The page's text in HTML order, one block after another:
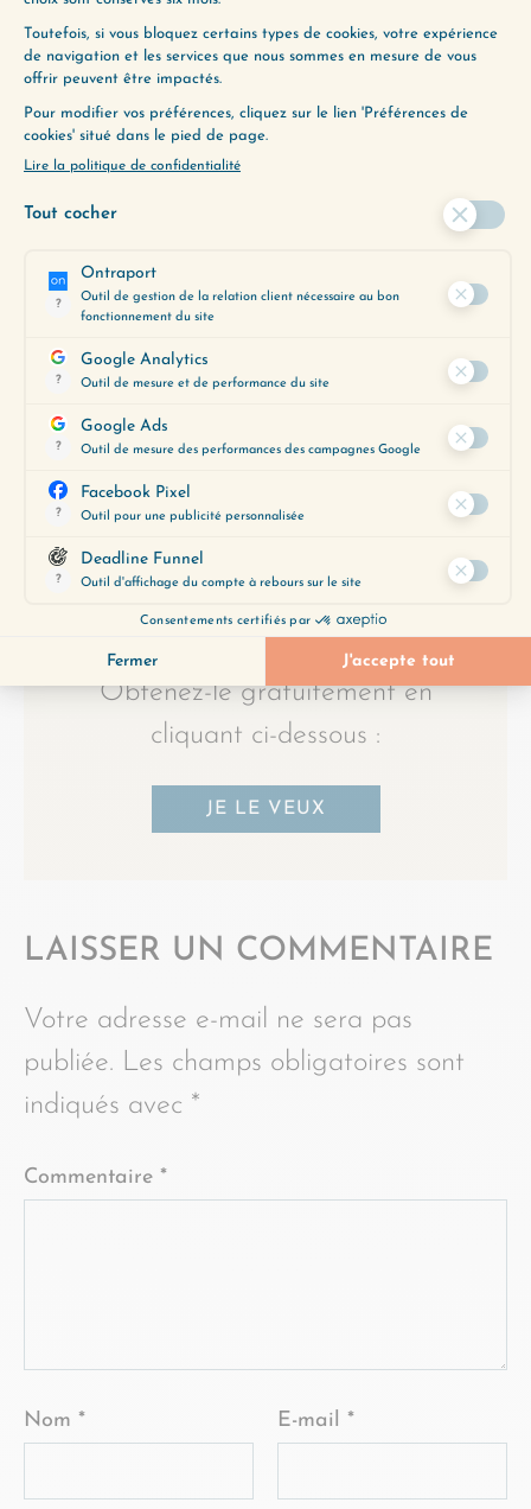
(133) LA CAPACITÉ À RECEVOIR
LOIN ?
Utilisez notre Guide d’Écoute, un
outil précieux pour vous aider à
correspondent le mieux à vos
préoccupations du moment.
Obtenez-le gratuitement en
cliquant ci-dessous :
JE LE VEUX
LAISSER UN COMMENTAIRE
Votre adresse e-mail ne sera pas
publiée. Les champs obligatoires sont
indiqués avec *
Commentaire *
Nom * E-mail *